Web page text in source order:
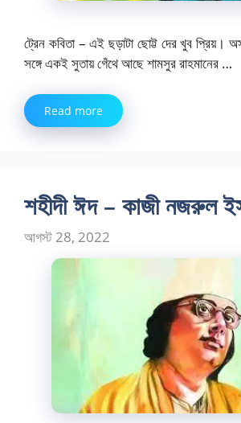
ট্রেন কবিতা – এই ছড়াটা ছোট্ট দের খুব প্রিয়।
সঙ্গে একই সুতায় গেঁথে আছে শামসুর রাহমানের …
Read more
শহীদী ঈদ – কাজী নজরুল
আগস্ট 28, 2022